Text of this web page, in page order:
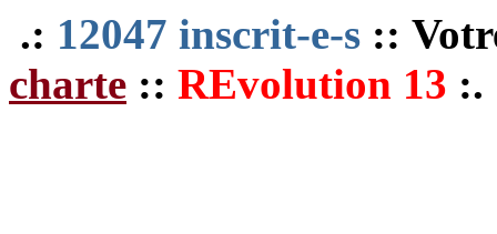
.: 12047 inscrit-e-s ::
charte :: REvolution 13 :.